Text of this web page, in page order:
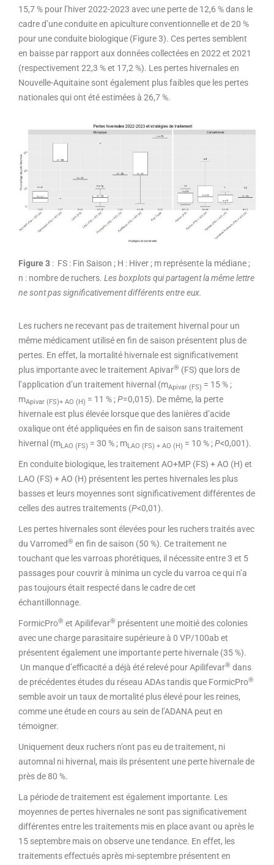
15,7 % pour l’hiver 2022-2023 avec une perte de 12,6 % dans le
cadre d’une conduite en apiculture conventionnelle et de 20 %
pour une conduite biologique (Figure 3). Ces pertes semblent
en baisse par rapport aux données collectées en 2022 et 2021
(respectivement 22,3 % et 17,2 %). Les pertes hivernales en
Nouvelle-Aquitaine sont également plus faibles que les pertes
nationales qui ont été estimées à 26,7 %.
Figure 3 : FS : Fin Saison ; H : Hiver ; m représente la médiane ;
n : nombre de ruchers. Les boxplots qui partagent la même lettre
ne sont pas significativement différents entre eux.
Les ruchers ne recevant pas de traitement hivernal pour un
même médicament utilisé en fin de saison présentent plus de
pertes. En effet, la mortalité hivernale est significativement
plus importante avec le traitement Apivar® (FS) que lors de
l’application d’un traitement hivernal (mApivar (FS) = 15 % ;
mApivar (FS)+ AO (H) = 11 % ;P=0,015). De même, la perte
hivernale est plus élevée lorsque que des lanières d’acide
oxalique ont été appliquées en fin de saison sans traitement
hivernal (mLAO (FS) = 30 % ; mLAO (FS) + AO (H) = 10 % ;P<0,001).
En conduite biologique, les traitement AO+MP (FS) + AO (H) et
LAO (FS) + AO (H) présentent les pertes hivernales les plus
basses et leurs moyennes sont significativement différentes de
celles des autres traitements (P<0,01).
Les pertes hivernales sont élevées pour les ruchers traités avec
du Varromed® en fin de saison (50 %). Ce traitement ne
touchant que les varroas phorétiques, il nécessite entre 3 et 5
passages pour couvrir à minima un cycle du varroa ce qui n’a
pas toujours était respecté dans le cadre de cet
échantillonnage.
FormicPro® et Apilifevar® présentent une moitié des colonies
avec une charge parasitaire supérieure à 0 VP/100ab et
présentent également une importante perte hivernale (35 %).
Un manque d’efficacité a déjà été relevé pour Apilifevar® dans
de précédentes études du réseau ADAs tandis que FormicPro®
semble avoir un taux de mortalité plus élevé pour les reines,
comme une étude en cours au sein de l’ADANA peut en
témoigner.
Uniquement deux ruchers n’ont pas eu de traitement, ni
automnal ni hivernal, mais ils présentent une perte hivernale de
près de 80 %.
La période de traitement est également importante. Les
moyennes de pertes hivernales ne sont pas significativement
différentes entre les traitements mis en place avant ou après le
15 septembre mais on observe une tendance. En effet, les
traitements effectués après mi-septembre présentent en